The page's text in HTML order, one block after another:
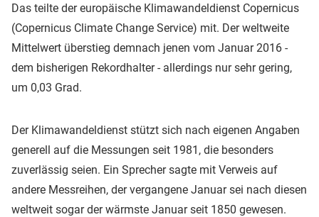
Das teilte der europäische Klimawandeldienst Copernicus
(Copernicus Climate Change Service) mit. Der weltweite
Mittelwert überstieg demnach jenen vom Januar 2016 -
dem bisherigen Rekordhalter - allerdings nur sehr gering,
um 0,03 Grad.
Der Klimawandeldienst stützt sich nach eigenen Angaben
generell auf die Messungen seit 1981, die besonders
zuverlässig seien. Ein Sprecher sagte mit Verweis auf
andere Messreihen, der vergangene Januar sei nach diesen
weltweit sogar der wärmste Januar seit 1850 gewesen.